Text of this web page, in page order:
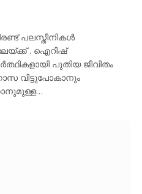
പലസ്തീനികൾ
. ഐറിഷ്
പുതിയ ജീവിതം
വിട്ടുപോകാനും